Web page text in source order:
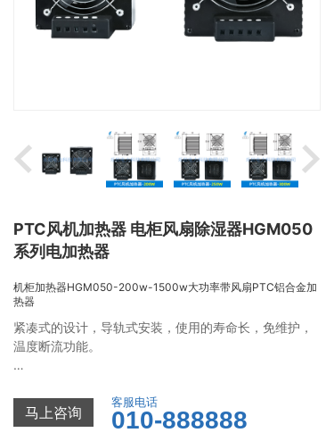
PTC风机加热器 电柜风扇除湿器HGM050
系列电加热器
机柜加热器HGM050-200w-1500w大功率带风扇PTC铝合金加
热器
紧凑式的设计，导轨式安装，使用的寿命长，免维护，
温度断流功能。
流风扇可提供空气循环，使开关箱内温度恒定，当风扇
发生故障时，加热器内切断开关会自动停止加热器的工
马上咨询
客服电话
010-888888